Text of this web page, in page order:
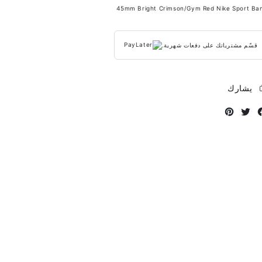
45mm Bright Crimson/Gym Red Nike Sport
قسّم مشترياتك على دفعات شهرية.
يشارك
Facebook
Twitter
Instagram